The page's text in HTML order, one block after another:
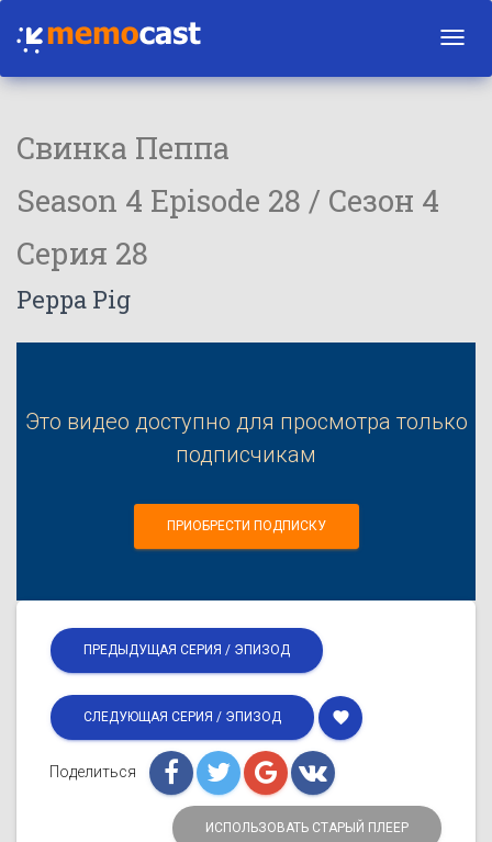
Свинка Пеппа
Season 4 Episode 28 / Сезон 4
Серия 28
Peppa Pig
Это видео доступно для просмотра только
подписчикам
ПРИОБРЕСТИ ПОДПИСКУ
ПРЕДЫДУЩАЯ СЕРИЯ / ЭПИЗОД
СЛЕДУЮЩАЯ СЕРИЯ / ЭПИЗОД favorite
Поделиться
ИСПОЛЬЗОВАТЬ СТАРЫЙ ПЛЕЕР